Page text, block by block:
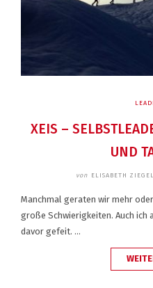
XEIS –
UND
von ELISABETH
Manchmal geraten wir mehr
große Schwierigkeiten. Auch ich
davor gefeit. …